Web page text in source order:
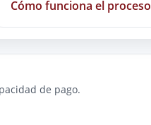
Cómo funciona el proceso
de pago.